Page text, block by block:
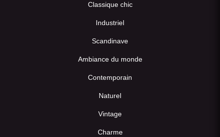
Classique chic
Industriel
Scandinave
Ambiance du monde
Contemporain
Naturel
Vintage
Charme